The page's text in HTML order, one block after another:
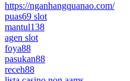
https://nganhangquanao.com/
puas69 slot
mantul138
agen slot
foya88
pasukan88
receh88